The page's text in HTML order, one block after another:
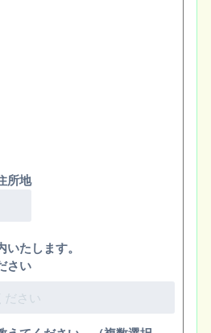
所地
たします。
さい